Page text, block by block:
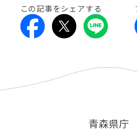
この記事をシェアする
青森県庁